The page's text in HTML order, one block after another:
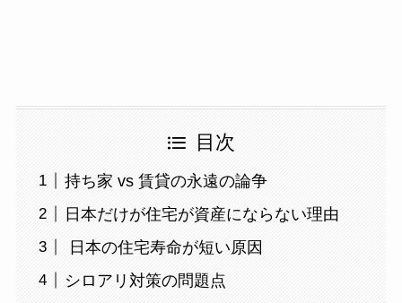
目次
持ち家 vs 賃貸の永遠の論争
日本だけが住宅が資産にならない理由
日本の住宅寿命が短い原因
シロアリ対策の問題点